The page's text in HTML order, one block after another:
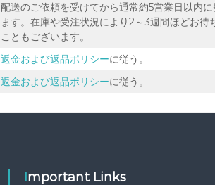
配送のご依頼を受けてから通常約5営業日以内に
ます。在庫や受注状況により2～3週間ほどお待
こともございます。
返金および返品ポリシーに従う。
返金および返品ポリシーに従う。
Important Links